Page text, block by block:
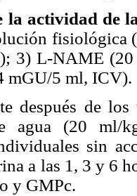
la actividad de
fisiológica
3) L-NAME (20
mGU/5 ml, ICV).
después de
agua (20 ml/
sin
a las 1, 3 y 6
y GMPc.